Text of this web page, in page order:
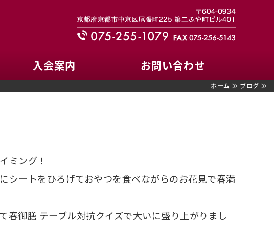
ライオンズクラブ｜335-C地区
入会案内 お問い合わせ
ホーム ≫ ブログ ≫
ミング！
シートをひろげておやつを食べながらのお花見で春満
春御膳 テーブル対抗クイズで大いに盛り上がりまし